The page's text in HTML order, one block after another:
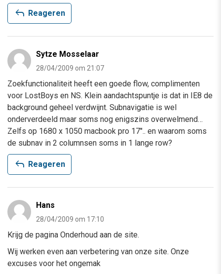
reply Reageren
Sytze Mosselaar
28/04/2009 om 21:07
Zoekfunctionaliteit heeft een goede flow, complimenten
voor LostBoys en NS. Klein aandachtspuntje is dat in IE8 de
background geheel verdwijnt. Subnavigatie is wel
onderverdeeld maar soms nog enigszins overwelmend…
Zelfs op 1680 x 1050 macbook pro 17″.. en waarom soms
de subnav in 2 columnsen soms in 1 lange row?
reply Reageren
Hans
28/04/2009 om 17:10
Krijg de pagina Onderhoud aan de site.
Wij werken even aan verbetering van onze site. Onze
excuses voor het ongemak